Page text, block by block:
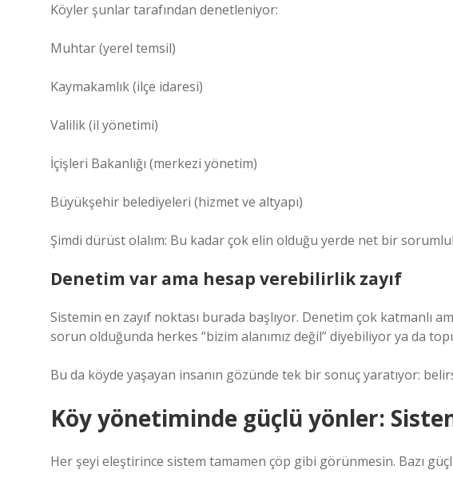
Köyler şunlar tarafından denetleniyor:
Muhtar (yerel temsil)
Kaymakamlık (ilçe idaresi)
Valilik (il yönetimi)
İçişleri Bakanlığı (merkezi yönetim)
Büyükşehir belediyeleri (hizmet ve altyapı)
Şimdi dürüst olalım: Bu kadar çok elin olduğu yerde net bir
Denetim var ama hesap verebilirlik zayıf
Sistemin en zayıf noktası burada başlıyor. Denetim çok katmanlı
sorun olduğunda herkes “bizim alanımız değil” diyebiliyor ya da
Bu da köyde yaşayan insanın gözünde tek bir sonuç yaratıyor:
Köy yönetiminde güçlü yönler:
Her şeyi eleştirince sistem tamamen çöp gibi görünmesin. Bazı